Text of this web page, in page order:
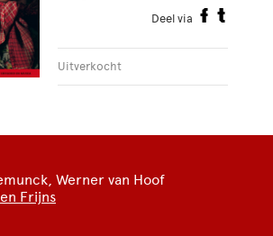
Deel via
Uitverkocht
Werner van Hoof
Frijns